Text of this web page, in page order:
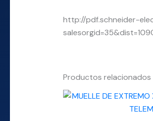
http://pdf.schneider-
Productos relacionados